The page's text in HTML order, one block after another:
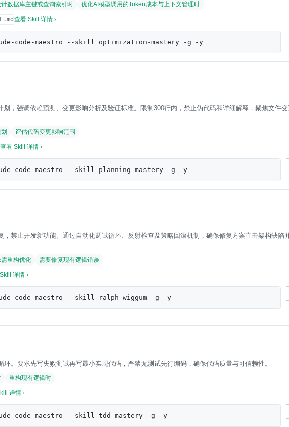
数据库主键或查询索引时 优化AI模型调用的Token成本与上下文管理时
查看 Skill 详情 ›
code-maestro --skill optimization-mastery -g -y
，强调依赖预测、变更影响分析及验证标准。限制300行内，禁止伪代码和详细解释，聚焦文件
评估代码变更影响范围
查看 Skill 详情 ›
code-maestro --skill planning-mastery -g -y
，禁止开发新功能。通过自动化调试循环、反射检查及策略回滚机制，确保修复方案直击架构缺陷
重构优化 需要修复现有逻辑错误
详情 ›
code-maestro --skill ralph-wiggum -g -y
。要求先写失败测试再写最小实现代码，严禁无测试先行编码，确保代码质量与可信赖性。
重构现有逻辑时
详情 ›
code-maestro --skill tdd-mastery -g -y